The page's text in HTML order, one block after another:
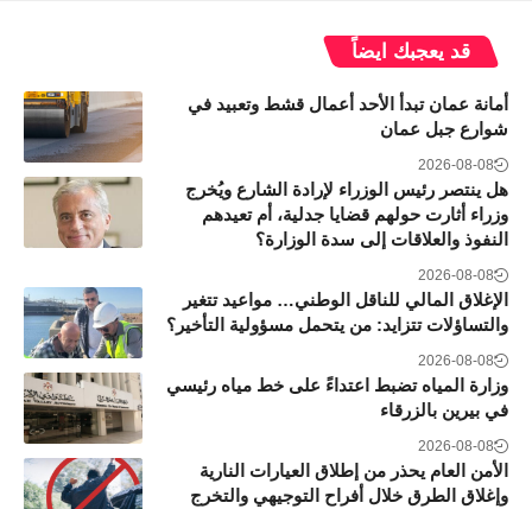
قد يعجبك ايضاً
أمانة عمان تبدأ الأحد أعمال قشط وتعبيد في
شوارع جبل عمان
2026-08-08
هل ينتصر رئيس الوزراء لإرادة الشارع ويُخرج
وزراء أثارت حولهم قضايا جدلية، أم تعيدهم
النفوذ والعلاقات إلى سدة الوزارة؟
2026-08-08
الإغلاق المالي للناقل الوطني… مواعيد تتغير
والتساؤلات تتزايد: من يتحمل مسؤولية التأخير؟
2026-08-08
وزارة المياه تضبط اعتداءً على خط مياه رئيسي
في بيرين بالزرقاء
2026-08-08
الأمن العام يحذر من إطلاق العيارات النارية
وإغلاق الطرق خلال أفراح التوجيهي والتخرج